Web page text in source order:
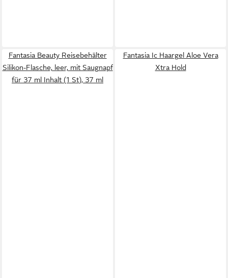
Fantasia Beauty Reisebehälter
Silikon-Flasche, leer, mit Saugnapf
für 37 ml Inhalt (1 St), 37 ml
Fantasia Ic Haargel Aloe Vera
Xtra Hold